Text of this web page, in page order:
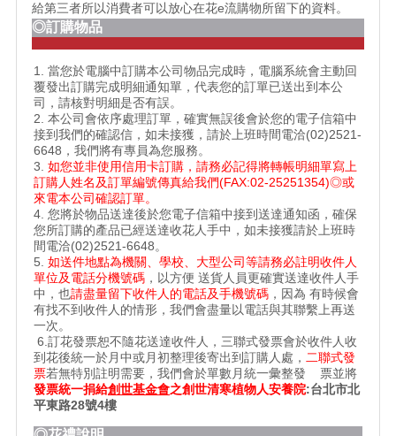
給第三者所以消費者可以放心在花e流購物所留下的資料。
◎訂購物品
1. 當您於電腦中訂購本公司物品完成時，電腦系統會主動回
覆發出訂購完成明細通知單，代表您的訂單已送出到本公
司，請核對明細是否有誤。
2. 本公司會依序處理訂單，確實無誤後會於您的電子信箱中
接到我們的確認信，如未接獲，請於上班時間電洽(02)2521-
6648，我們將有專員為您服務。
3. 如您並非使用信用卡訂購，請務必記得將轉帳明細單寫上
訂購人姓名及訂單編號傳真給我們(FAX:02-25251354)◎或
來電本公司確認訂單。
4. 您將於物品送達後於您電子信箱中接到送達通知函，確保
您所訂購的產品已經送達收花人手中，如未接獲請於上班時
間電洽(02)2521-6648。
5. 如送件地點為機關、學校、大型公司等請務必註明收件人
單位及電話分機號碼 ，以方便 送貨人員更確實送達收件人手
中，也請盡量留下收件人的電話及手機號碼 ，因為 有時候會
有找不到收件人的情形，我們會盡量以電話與其聯繫上再送
一次。
6.訂花發票恕不隨花送達收件人，三聯式發票會於收件人收
到花後統一於月中或月初整理後寄出到訂購人處， 二聯式發
票若無特別註明需要，我們會於單數月統一彙整發 票並將
發票統一捐給創世基金會之創世清寒植物人安養院:台北市北
平東路28號4樓